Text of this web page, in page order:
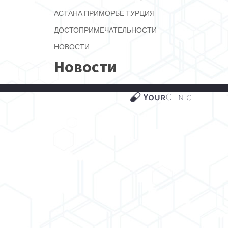
АСТАНА ПРИМОРЬЕТУРЦИЯ
ДОСТОПРИМЕЧАТЕЛЬНОСТИ
НОВОСТИ
Новости